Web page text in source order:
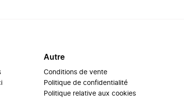
Autre
Conditions de vente
Politique de confidentialité
Politique relative aux cookies